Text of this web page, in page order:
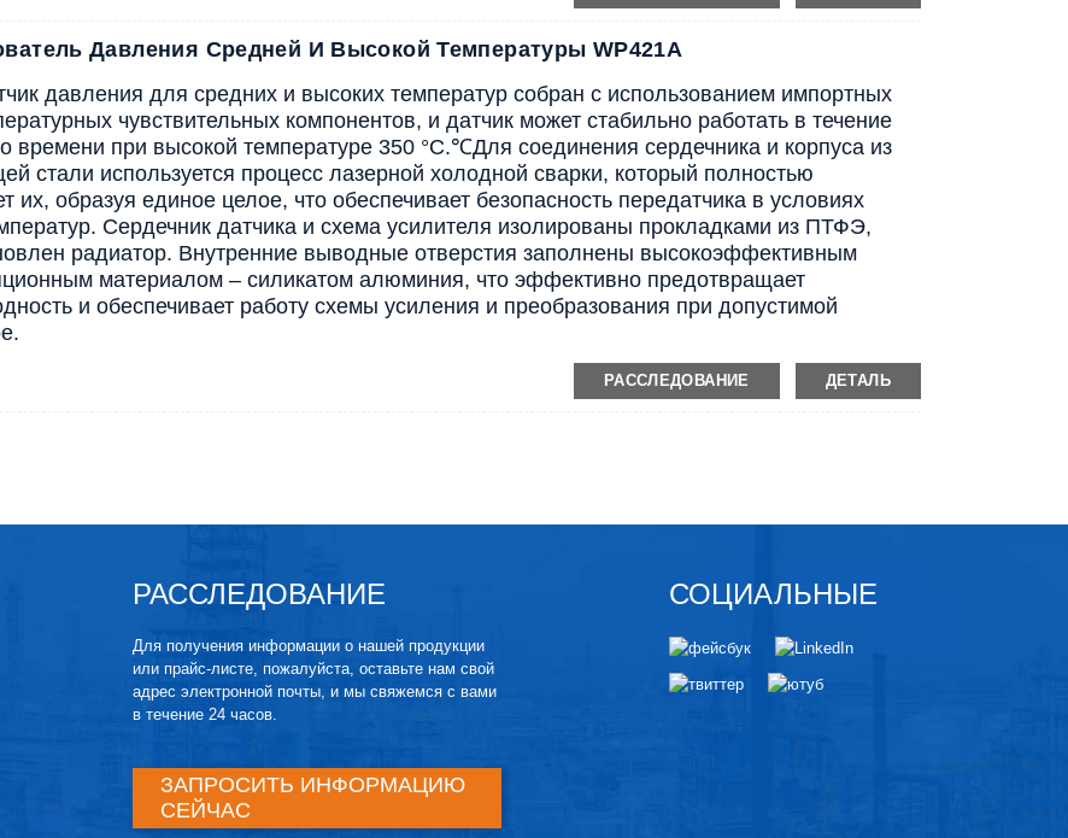
Давления Средней И Высокой Температуры WP421A
давления для средних и высоких температур собран с использованием импортных
чувствительных компонентов, и датчик может стабильно работать в течение
времени при высокой температуре 350 °C.℃Для соединения сердечника и корпуса из
стали используется процесс лазерной холодной сварки, который полностью
их, образуя единое целое, что обеспечивает безопасность передатчика в условиях
Сердечник датчика и схема усилителя изолированы прокладками из ПТФЭ,
радиатор. Внутренние выводные отверстия заполнены высокоэффективным
материалом – силикатом алюминия, что эффективно предотвращает
и обеспечивает работу схемы усиления и преобразования при допустимой
РАССЛЕДОВАНИЕ ДЕТАЛЬ
РАССЛЕДОВАНИЕ
Для получения информации о нашей продукции
или прайс-листе, пожалуйста, оставьте нам свой
адрес электронной почты, и мы свяжемся с вами
в течение 24 часов.
ЗАПРОСИТЬ ИНФОРМАЦИЮ
СЕЙЧАС
СОЦИАЛЬНЫЕ